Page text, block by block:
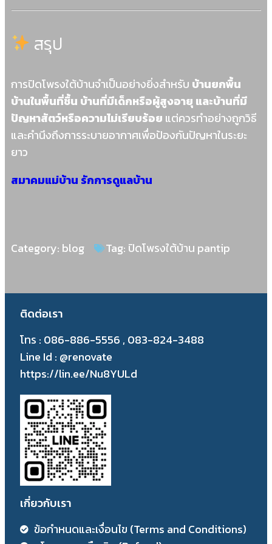
สรุป
การปิดโพรงใต้บ้านจำเป็นอย่างยิ่งสำหรับ บ้านยกพื้น
บ้านในพื้นที่ชื้น บ้านที่มีเด็กหรือผู้สูงอายุ และบ้านที่มี
ปัญหาสัตว์หรือความไม่เรียบร้อย แต่ควรทำอย่างถูกวิธี
และคำนึงถึงการระบายอากาศเพื่อป้องกันปัญหาในระยะ
ยาว
สมาคมแม่บ้าน รักการดูแลบ้าน
Category: blog Tag: ปิดโพรงใต้บ้าน pantip
ติดต่อเรา
โทร : 086-886-5556 , 083-824-3488
Line Id : @renovate
https://lin.ee/Nu8YULd
เกี่ยวกับเรา
ข้อกำหนดและเงื่อนไข (Terms and Conditions)